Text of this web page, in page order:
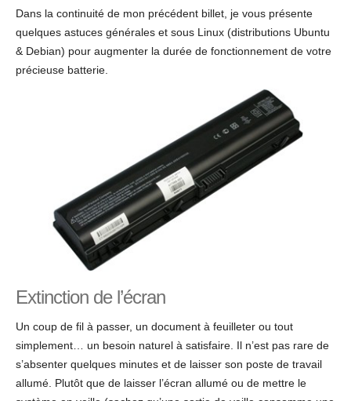
Dans la continuité de mon précédent billet, je vous présente
quelques astuces générales et sous Linux (distributions Ubuntu
& Debian) pour augmenter la durée de fonctionnement de votre
précieuse batterie.
Extinction de l’écran
Un coup de fil à passer, un document à feuilleter ou tout
simplement… un besoin naturel à satisfaire. Il n’est pas rare de
s’absenter quelques minutes et de laisser son poste de travail
allumé. Plutôt que de laisser l’écran allumé ou de mettre le